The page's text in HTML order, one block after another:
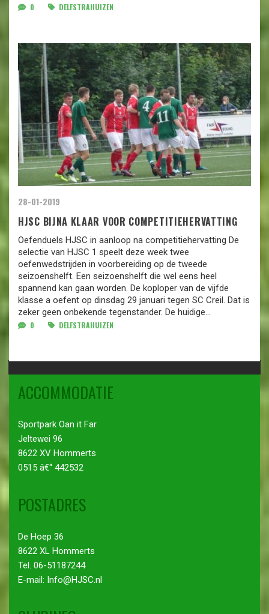
0 DELFSTRAHUIZEN
28-01-2019
HJSC BIJNA KLAAR VOOR COMPETITIEHERVATTING
Oefenduels HJSC in aanloop na competitiehervatting De
selectie van HJSC 1 speelt deze week twee
oefenwedstrijden in voorbereiding op de tweede
seizoenshelft. Een seizoenshelft die wel eens heel
spannend kan gaan worden. De koploper van de vijfde
klasse a oefent op dinsdag 29 januari tegen SC Creil. Dat is
zeker geen onbekende tegenstander. De huidige...
0 DELFSTRAHUIZEN
ACCOMMODATIE
Sportpark Oan it Far
Jeltewei 96
8622 XV Hommerts
0515 â€“ 442532
POSTADRES
De Hoep 36
8622 XL Hommerts
Tel. 06-51187244
E-mail: Info@HJSC.nl